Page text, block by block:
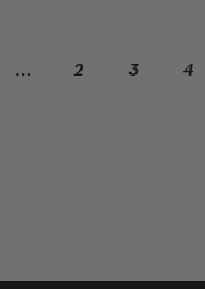
… 2 3 4